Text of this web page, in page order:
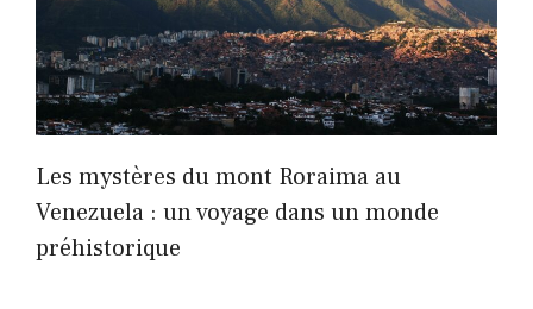
Les mystères du mont Roraima au
Venezuela : un voyage dans un monde
préhistorique